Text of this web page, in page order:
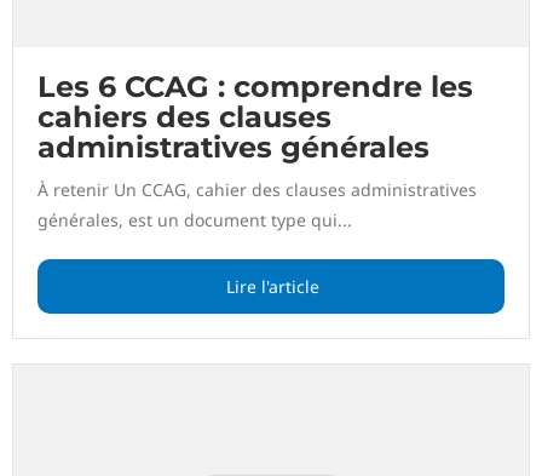
Les 6 CCAG : comprendre les
cahiers des clauses
administratives générales
À retenir Un CCAG, cahier des clauses administratives
générales, est un document type qui...
Lire l'article